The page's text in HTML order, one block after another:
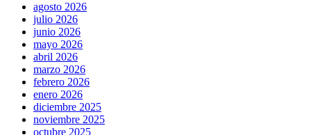
agosto 2026
julio 2026
junio 2026
mayo 2026
abril 2026
marzo 2026
febrero 2026
enero 2026
diciembre 2025
noviembre 2025
octubre 2025